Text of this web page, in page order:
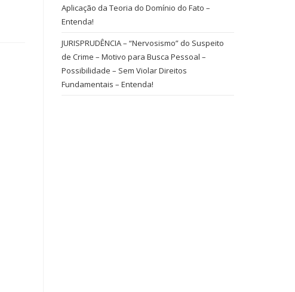
Aplicação da Teoria do Domínio do Fato –
Entenda!
JURISPRUDÊNCIA – “Nervosismo” do Suspeito
de Crime – Motivo para Busca Pessoal –
Possibilidade – Sem Violar Direitos
Fundamentais – Entenda!